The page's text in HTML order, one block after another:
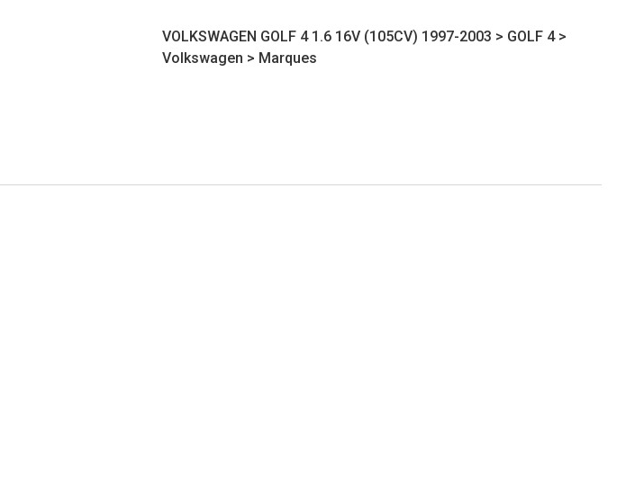
VOLKSWAGEN GOLF 4 1.6 16V (105CV) 1997-2003 > GOLF 4>
Volkswagen > Marques